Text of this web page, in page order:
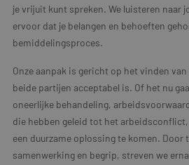
je vrijuit kunt spreken. We luisteren naar
ervoor dat je belangen en behoeften
bemiddelingsproces.
Onze aanpak is gericht op het vinden
beide partijen acceptabel is. Of het nu
oneerlijke behandeling,
die hebben geleid tot het
een duurzame oplossing te komen. Door
samenwerking en begrip, streven we